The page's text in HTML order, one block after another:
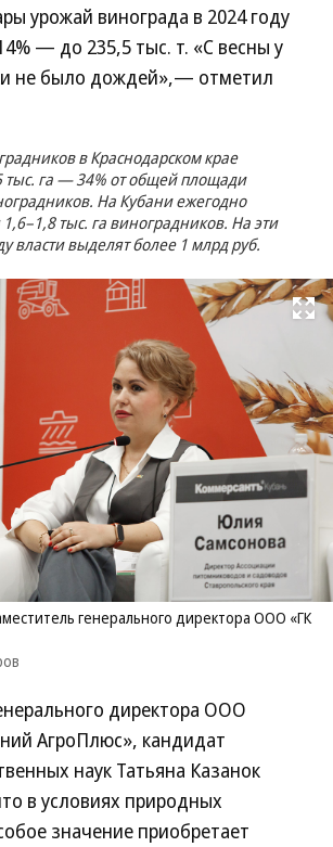
урожай винограда в 2024 году
— до 235,5 тыс. т. «С весны у
не было дождей»,— отметил
в Краснодарском крае
тыс. га — 34% от общей площади
На Кубани ежегодно
тыс. га виноградников. На эти
власти выделят более 1 млрд руб.
Развернуть
генерального директора ООО «ГК
директора ООО
АгроПлюс», кандидат
наук Татьяна Казанок
в условиях природных
значение приобретает